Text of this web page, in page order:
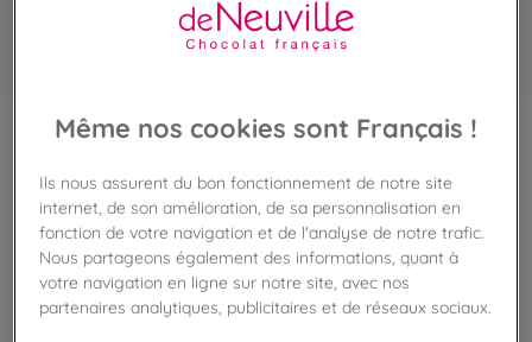
DÉCOUVRIR DE
NEUVILLE
NOS OFFRES
D’EMPLOI
INDEX DE L’ÉGALITÉ FEMMES –
HOMMES 2026**
La loi « avenir professionnel » du 5 septembre 2018,
complétée par décret du 8 janvier 2019 impose aux
employeurs un dispositif d’évaluation des écarts de
rémunération entre les femmes et les hommes.
Cette démarche s'inscrit tout naturellement dans la culture
Même nos cookies sont Français !
Ils nous assurent du bon fonctionnement de notre site
internet, de son amélioration, de sa personnalisation en
fonction de votre navigation et de l'analyse de notre trafic.
Nous partageons également des informations, quant à
votre navigation en ligne sur notre site, avec nos
partenaires analytiques, publicitaires et de réseaux sociaux.